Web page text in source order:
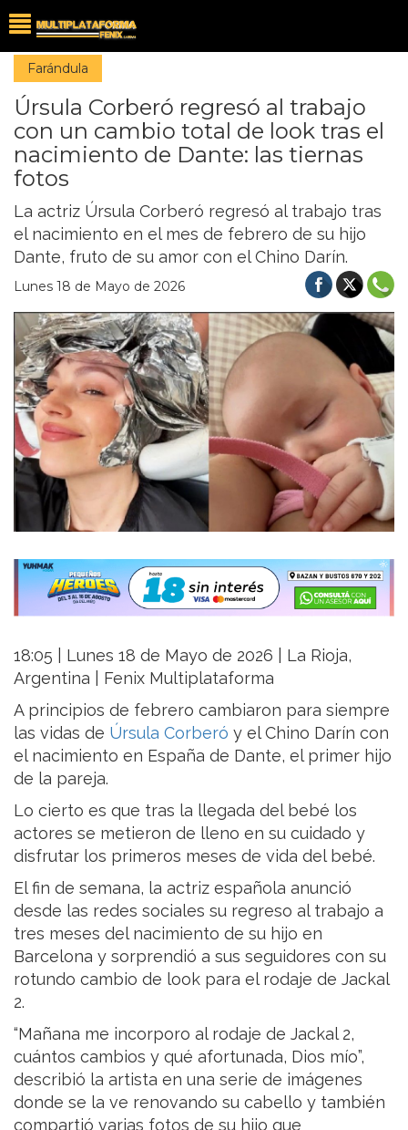
Farándula
Úrsula Corberó regresó al trabajo
con un cambio total de look tras el
nacimiento de Dante: las tiernas
fotos
La actriz Úrsula Corberó regresó al trabajo tras
el nacimiento en el mes de febrero de su hijo
Dante, fruto de su amor con el Chino Darín.
Lunes 18 de Mayo de 2026
18:05 | Lunes 18 de Mayo de 2026 | La Rioja,
Argentina | Fenix Multiplataforma
A principios de febrero cambiaron para siempre
las vidas de Úrsula Corberó y el Chino Darín con
el nacimiento en España de Dante, el primer hijo
de la pareja.
Lo cierto es que tras la llegada del bebé los
actores se metieron de lleno en su cuidado y
disfrutar los primeros meses de vida del bebé.
El fin de semana, la actriz española anunció
desde las redes sociales su regreso al trabajo a
tres meses del nacimiento de su hijo en
Barcelona y sorprendió a sus seguidores con su
rotundo cambio de look para el rodaje de Jackal
2.
“Mañana me incorporo al rodaje de Jackal 2,
cuántos cambios y qué afortunada, Dios mío”,
describió la artista en una serie de imágenes
donde se la ve renovando su cabello y también
compartió varias fotos de su hijo que